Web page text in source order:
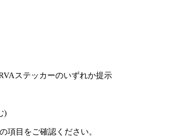
ステッカーのいずれか提示
)
の項目をご確認ください。